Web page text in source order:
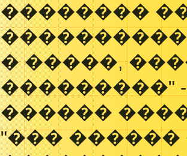
��������
� �����,
���������"
������
"���